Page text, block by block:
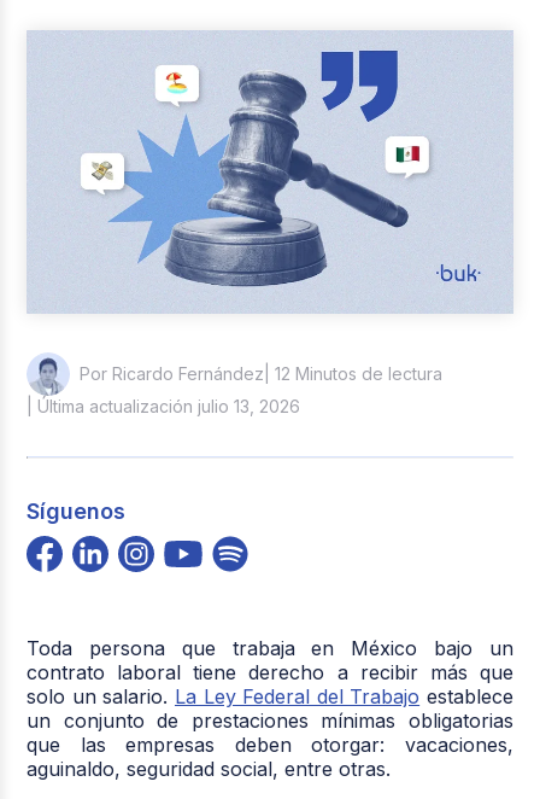
Por Ricardo Fernández | 12 Minutos de lectura
| Última actualización julio 13, 2026
Síguenos
Toda persona que trabaja en México bajo un
contrato laboral tiene derecho a recibir más que
solo un salario. La Ley Federal del Trabajo establece
un conjunto de prestaciones mínimas obligatorias
que las empresas deben otorgar: vacaciones,
aguinaldo, seguridad social, entre otras.